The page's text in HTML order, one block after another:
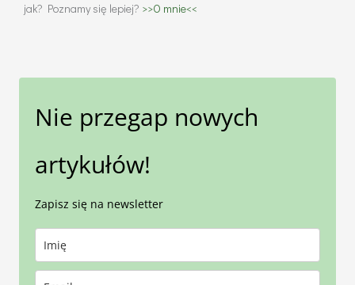
jak? Poznamy się lepiej? >>O mnie<<
Nie przegap nowych
artykułów!
Zapisz się na newsletter